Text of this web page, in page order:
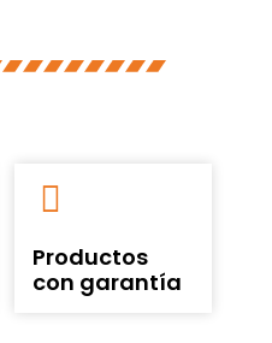
Productos
con garantía